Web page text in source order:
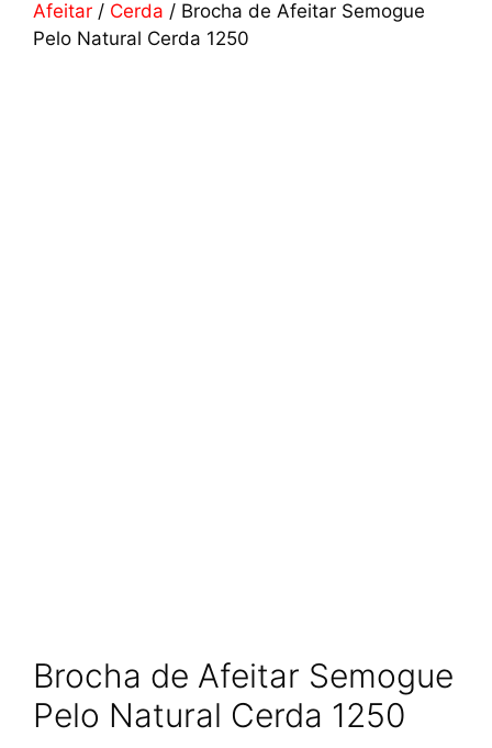
Afeitar / Cerda / Brocha de Afeitar Semogue
Pelo Natural Cerda 1250
Brocha de Afeitar Semogue
Pelo Natural Cerda 1250